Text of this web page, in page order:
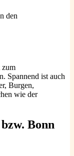
zum
Spannend ist auch
Burgen,
wie der
Bonn